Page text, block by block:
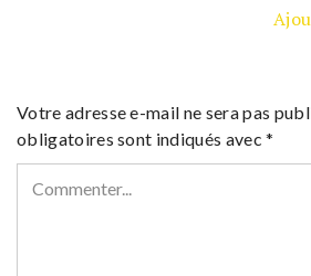
Votre adresse e-mail ne sera pas
obligatoires sont indiqués avec*